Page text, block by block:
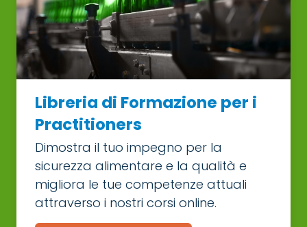
Libreria di Formazione per i
Practitioners
Dimostra il tuo impegno per la
sicurezza alimentare e la qualità e
migliora le tue competenze attuali
attraverso i nostri corsi online.